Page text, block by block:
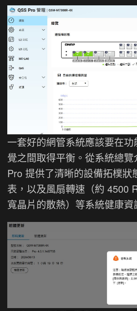
一套好的網管系統應該要在
覺之間取得平衡。從系統總
Pro 提供了清晰的設備拓樸狀
表，以及風扇轉速（約 4500
寬晶片的散熱）等系統健康資